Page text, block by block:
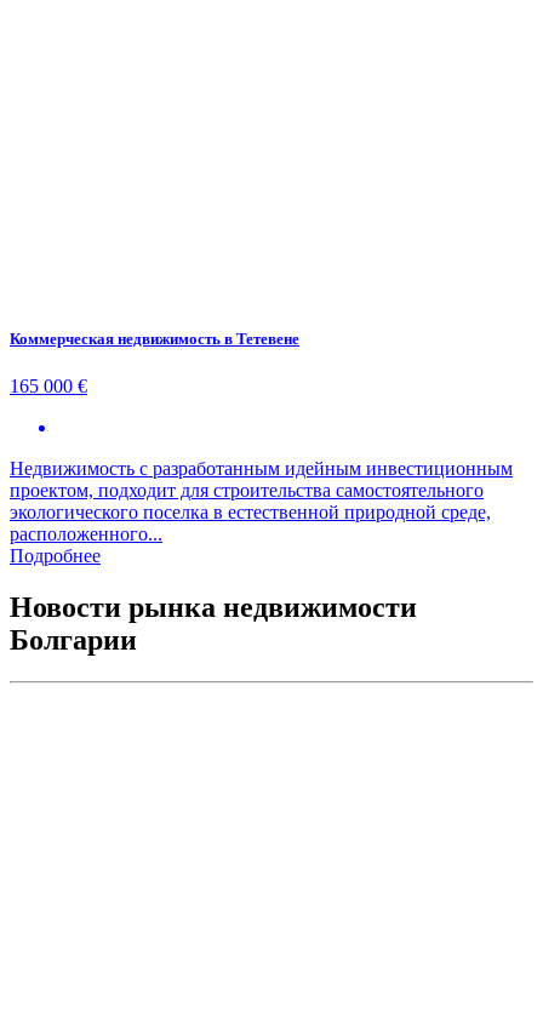
Коммерческая недвижимость в Тетевене
165 000 €
Недвижимость с разработанным идейным инвестиционным
проектом, подходит для строительства самостоятельного
экологического поселка в естественной природной среде,
расположенного...
Подробнее
Новости рынка недвижимости
Болгарии